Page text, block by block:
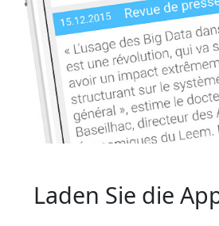
Laden Sie die